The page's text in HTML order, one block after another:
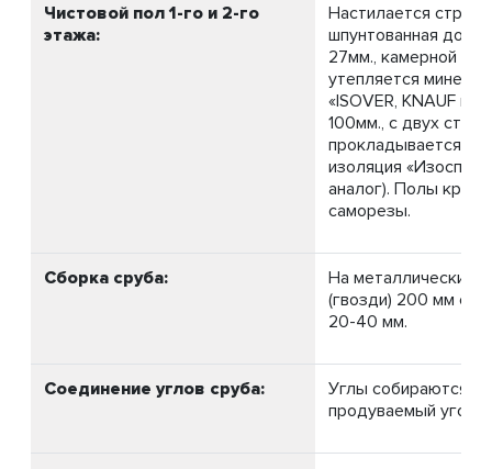
Чистовой пол 1-го и 2-го
этажа:
Настилается
шпунтованная
27мм., камерной
утепляется
«ISOVER, KNAUF или
100мм., с двух
прокладывается
изоляция «Изоспан
аналог). Полы
саморезы.
Сборка сруба:
На металлические
(гвозди) 200 мм с
20-40 мм.
Соединение углов сруба:
Углы собираются в
продуваемый угол»